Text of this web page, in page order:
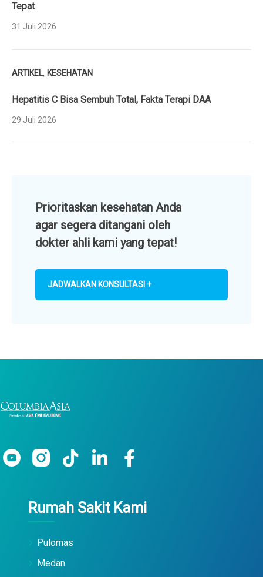
Tepat
31 Juli 2026
ARTIKEL, KESEHATAN
Hepatitis C Bisa Sembuh Total, Fakta Terapi DAA
29 Juli 2026
Prioritaskan kesehatan Anda
agar segera ditangani oleh
dokter ahli kami yang tepat!
JADWALKAN KONSULTASI +
Rumah Sakit Kami
Pulomas
Medan